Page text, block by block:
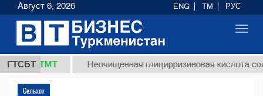
ГТСБТ
ТМТ Неочищенная глицирризиновая кислота
Сельхоз
Август 6, 2026 ENG TM РУС